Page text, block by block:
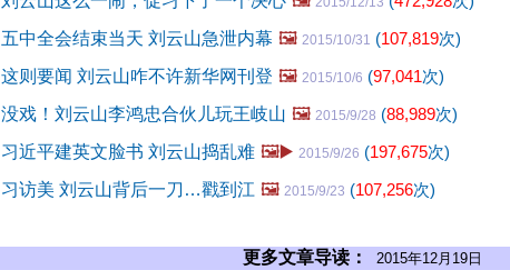
五中全会结束当天 刘云山急泄内幕 🖼️ 2015/10/31 (107,819次)
这则要闻 刘云山咋不许新华网刊登 🖼️ 2015/10/6 (97,041次)
没戏！刘云山李鸿忠合伙儿玩王岐山 🖼️ 2015/9/28 (88,989次)
习近平建英文脸书 刘云山捣乱难 🖼️▶️ 2015/9/26 (197,675次)
习访美 刘云山背后一刀…戳到江 🖼️ 2015/9/23 (107,256次)
更多文章导读： 2015年12月19日